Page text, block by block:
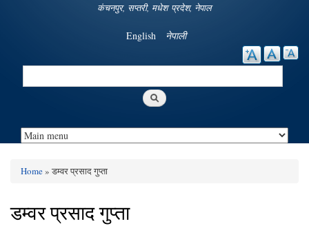
कंचनपुर, सप्तरी, मधेश प्रदेश, नेपाल
English नेपाली
Search
You are here
Home» डम्वर प्रसाद गुप्ता
डम्वर प्रसाद गुप्ता